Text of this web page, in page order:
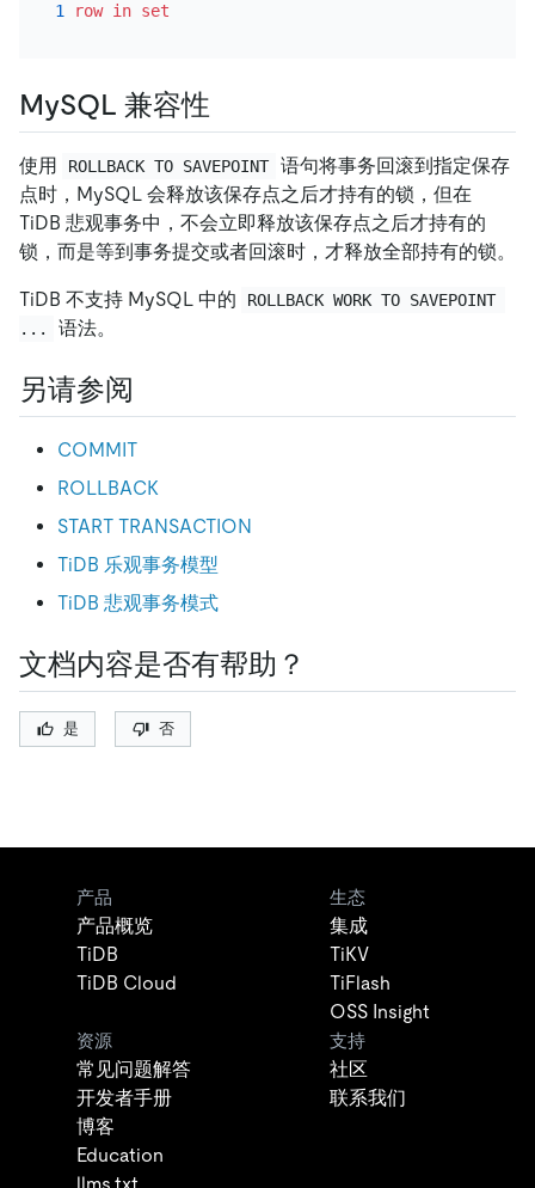
1
row in set
MySQL 兼容性
使用 ROLLBACK TO SAVEPOINT 语句将事务回滚到指定保存
点时，MySQL 会释放该保存点之后才持有的锁，但在
TiDB 悲观事务中，不会立即释放该保存点之后才持有的
锁，而是等到事务提交或者回滚时，才释放全部持有的锁。
TiDB 不支持 MySQL 中的
ROLLBACK WORK TO SAVEPOINT
...
语法。
另请参阅
COMMIT
ROLLBACK
START TRANSACTION
TiDB 乐观事务模型
TiDB 悲观事务模式
文档内容是否有帮助？
是 否
产品
产品概览
TiDB
TiDB Cloud
生态
集成
TiKV
TiFlash
OSS Insight
资源
常见问题解答
开发者手册
博客
Education
支持
社区
联系我们